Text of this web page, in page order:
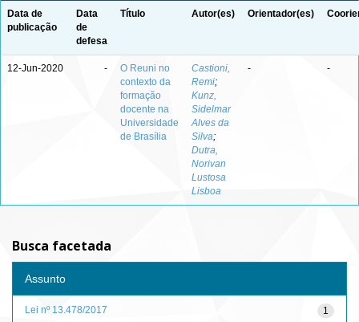
Data de
publicação
Data
de
defesa
Título Autor(es) Orientador(es)
12-Jun-2020 -
O Reuni no
contexto da
formação
docente na
Universidade
de Brasília
Castioni,
Remi;
Kunz,
Sidelmar
Alves da
Silva;
Dutra,
Norivan
Lustosa
Lisboa
- -
Busca facetada
Assunto
1
Lei nº 13.478/2017